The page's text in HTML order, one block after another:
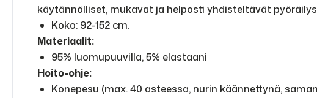
käytännölliset, mukavat ja helposti yhdisteltävät
Koko: 92-152 cm.
Materiaalit:
95% luomupuuvilla, 5% elastaani
Hoito-ohje:
Konepesu (max. 40 asteessa, nurin käännettynä,